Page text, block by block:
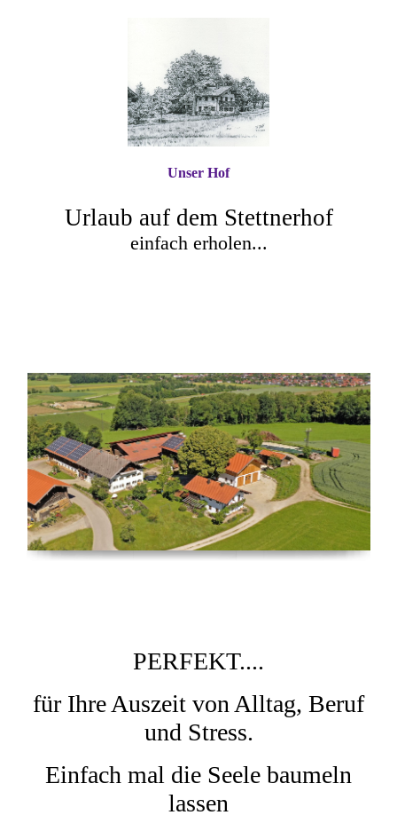
Urlaub auf dem Stettnerhof
einfach erholen...
Unser Hof
PERFEKT....
für Ihre Auszeit von Alltag, Beruf
und Stress.
Einfach mal die Seele baumeln
lassen